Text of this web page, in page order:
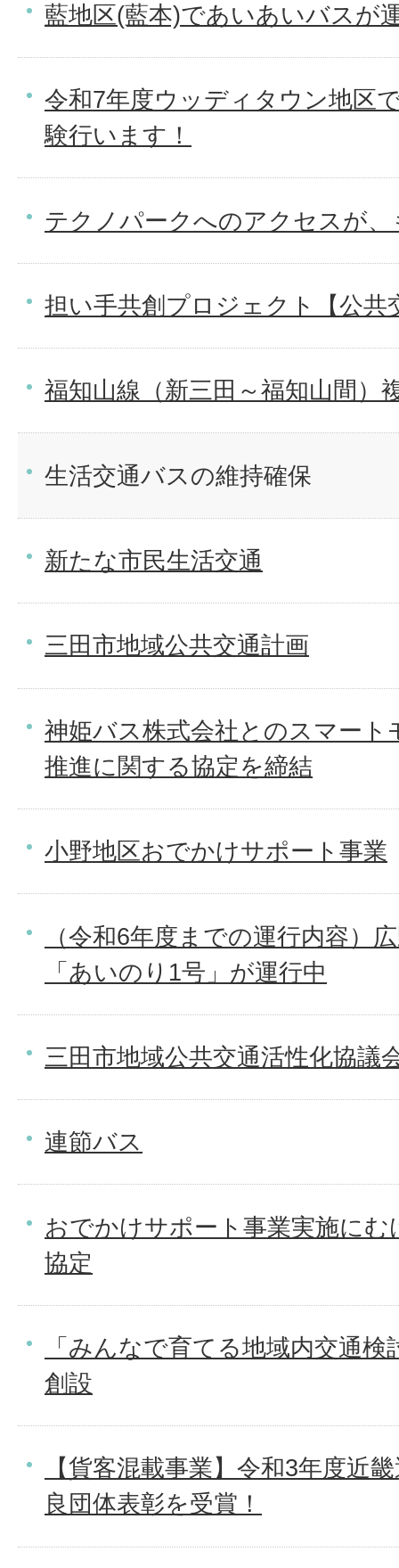
藍地区(藍本)であいあいバスが
令和7年度ウッディタウン地区
験行います！
テクノパークへのアクセスが
担い手共創プロジェクト【公共
福知山線（新三田～福知山間）
生活交通バスの維持確保
新たな市民生活交通
三田市地域公共交通計画
神姫バス株式会社とのスマー
推進に関する協定を締結
小野地区おでかけサポート事業
（令和6年度までの運行内容）
「あいのり1号」が運行中
三田市地域公共交通活性化協議
連節バス
おでかけサポート事業実施に
協定
「みんなで育てる地域内交通
創設
【貨客混載事業】令和3年度近
良団体表彰を受賞！